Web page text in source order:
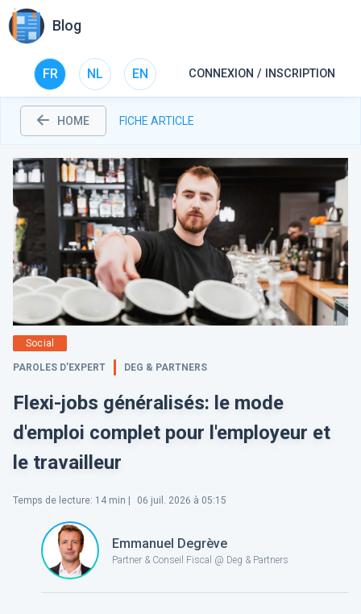
Blog
FR NL EN CONNEXION / INSCRIPTION
HOME FICHE ARTICLE
Social
PAROLES D’EXPERT DEG & PARTNERS
Flexi-jobs généralisés: le mode
d'emploi complet pour l'employeur et
le travailleur
Temps de lecture: 14 min | 06 juil. 2026 à 05:15
Emmanuel Degrève
Partner & Conseil Fiscal @ Deg & Partners